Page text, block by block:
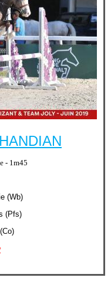
- 1m45
(Wb)
(Pfs)